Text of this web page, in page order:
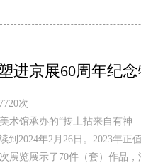
京展60周年纪念
次
术馆承办的“抟土拈来自有
2024年2月26日。2023年正
展览展示了70件（套）作品